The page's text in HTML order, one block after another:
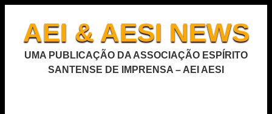
AEI & AESI NEWS
UMA PUBLICAÇÃO DA ASSOCIAÇÃO ESPÍRITO
SANTENSE DE IMPRENSA – AEI AESI